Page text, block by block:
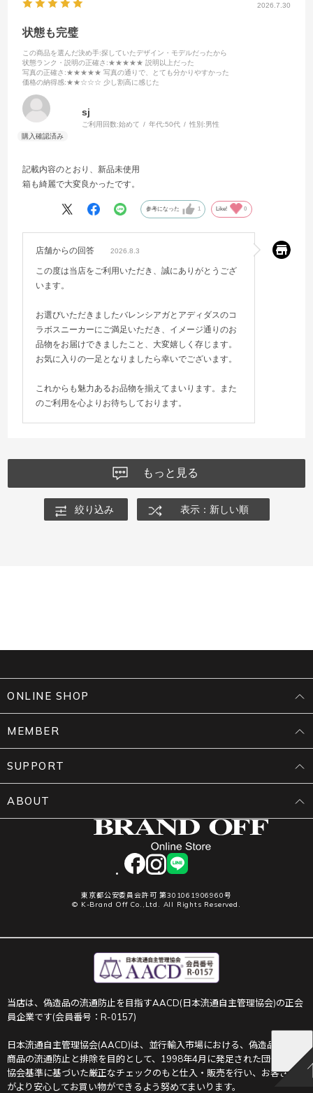
2026.7.30
状態も完璧
この商品を選んだ決め手:探していたデザイン・モデルだったから
状態ランク・説明の正確さ :★★★★★ 説明以上だった
写真の正確さ :★★★★★ 写真の通りで、とても分かりやすかった
価格の納得感:★★☆☆☆ 少し割高に感じた
sj
ご利用回数:始めて 年代:50代 性別:男性
記載内容のとおり、新品未使用
箱も綺麗で大変良かったです。
参考になった 1 Like! 0
店舗からの回答 2026.8.3
この度は当店をご利用いただき、誠にありがとうござ
います。
お選びいただきましたバレンシアガとアディダスのコ
ラボスニーカーにご満足いただき、イメージ通りのお
品物をお届けできましたこと、大変嬉しく存じます。
お気に入りの一足となりましたら幸いでございます。
これからも魅力あるお品物を揃えてまいります。また
のご利用を心よりお待ちしております。
もっと見る
絞り込み 表示：新しい順
facebookinstagram
LINE
東京都公安委員会許可 第301061906960号
© K-Brand Off Co.,Ltd. All Rights Reserved.
ONLINE SHOP
MEMBER
SUPPORT
ABOUT
当店は、偽造品の流通防止を目指すAACD(日本流通自主管理協会)の正会
員企業です(会員番号：R-0157)
日本流通自主管理協会(AACD)は、並行輸入市場における、偽造品や不正
商品の流通防止と排除を目的として、1998年4月に発足された団体です。
協会基準に基づいた厳正なチェックのもと仕入・販売を行い、お客さま
がより安心してお買い物ができるよう努めてまいります。